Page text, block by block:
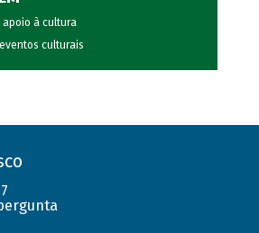
apoio à cultura
culturais